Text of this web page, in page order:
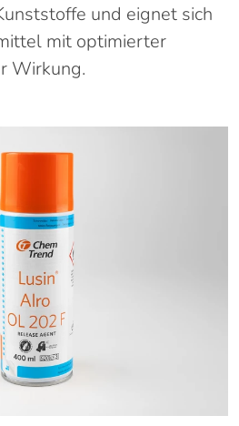
und eignet sich
mit optimierter
Wirkung.